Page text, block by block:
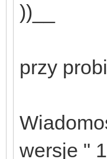
))__
przy
wersje "